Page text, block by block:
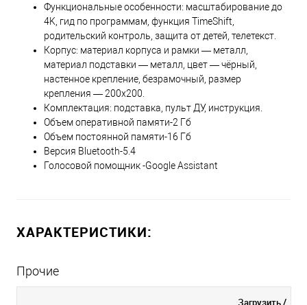
Функциональные особенности: масштабирование до
4K, гид по программам, функция TimeShift,
родительский контроль, защита от детей, телетекст.
Корпус: материал корпуса и рамки — металл,
материал подставки — металл, цвет — чёрный,
настенное крепление, безрамочный, размер
крепления — 200x200.
Комплектация: подставка, пульт ДУ, инструкция.
Объем оперативной памяти-2 Гб
Объем постоянной памяти-16 Гб
Версия Bluetooth-5.4
Голосовой помощник -Google Assistant
ХАРАКТЕРИСТИКИ:
Прочие
Загрузить/